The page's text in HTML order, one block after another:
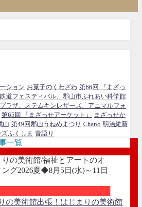
ション お菓子のくわざわ 第66回 『まざっ
道フェスティバル、郡山市ふれあい科学館
ラザ、ステムキンレザーズ、アニマルフォ
第65回 『まざっせアーケット』
まざっせか
山 第49回郡山うねめまつり Chano 明治維新
ふくしま 昔語り
一覧
の美術館出張！はじまりの美術館